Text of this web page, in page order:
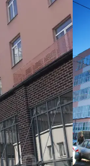
Нотариус
Нотариальная
контора